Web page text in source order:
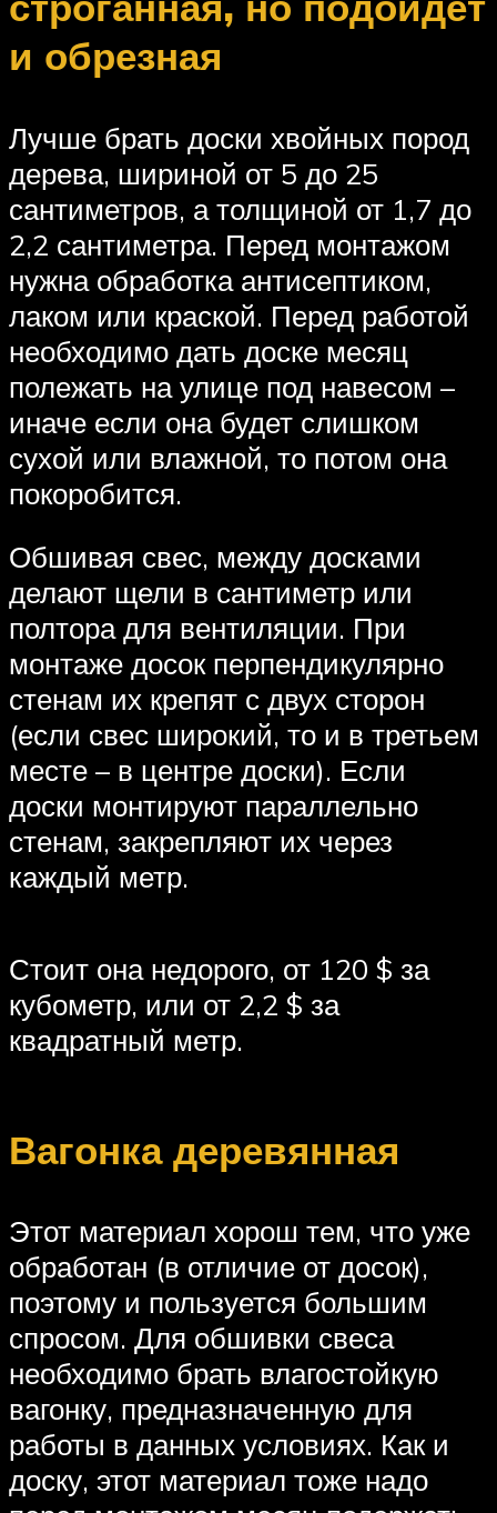
и обрезная
Лучше брать доски хвойных пород
дерева, шириной от 5 до 25
сантиметров, а толщиной от 1,7 до
2,2 сантиметра. Перед монтажом
нужна обработка антисептиком,
лаком или краской. Перед работой
необходимо дать доске месяц
полежать на улице под навесом –
иначе если она будет слишком
сухой или влажной, то потом она
покоробится.
Обшивая свес, между досками
делают щели в сантиметр или
полтора для вентиляции. При
монтаже досок перпендикулярно
стенам их крепят с двух сторон
(если свес широкий, то и в третьем
месте – в центре доски). Если
доски монтируют параллельно
стенам, закрепляют их через
каждый метр.
Стоит она недорого, от 120 $ за
кубометр, или от 2,2 $ за
квадратный метр.
Вагонка деревянная
Этот материал хорош тем, что уже
обработан (в отличие от досок),
поэтому и пользуется большим
спросом. Для обшивки свеса
необходимо брать влагостойкую
вагонку, предназначенную для
работы в данных условиях. Как и
доску, этот материал тоже надо